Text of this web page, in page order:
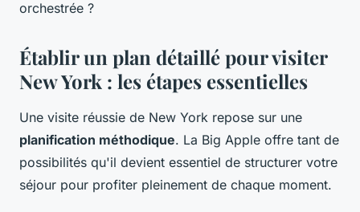
orchestrée ?
Établir un plan détaillé pour visiter
New York : les étapes essentielles
Une visite réussie de New York repose sur une
planification méthodique. La Big Apple offre tant de
possibilités qu'il devient essentiel de structurer votre
séjour pour profiter pleinement de chaque moment.